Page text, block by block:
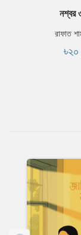
নশ্বর
রাফাত
৳২০